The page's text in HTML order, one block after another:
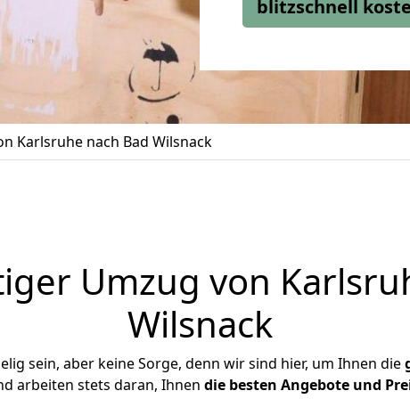
blitzschnell
Karlsruhe nach Bad Wilsnack
Umzug von
Wilsnack
sein, aber keine Sorge, denn wir sind hier, um Ihnen die
arbeiten stets daran, Ihnen die besten Angebote und